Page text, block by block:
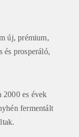
új, prémium,
és prosperáló,
2000 es évek
fermentált